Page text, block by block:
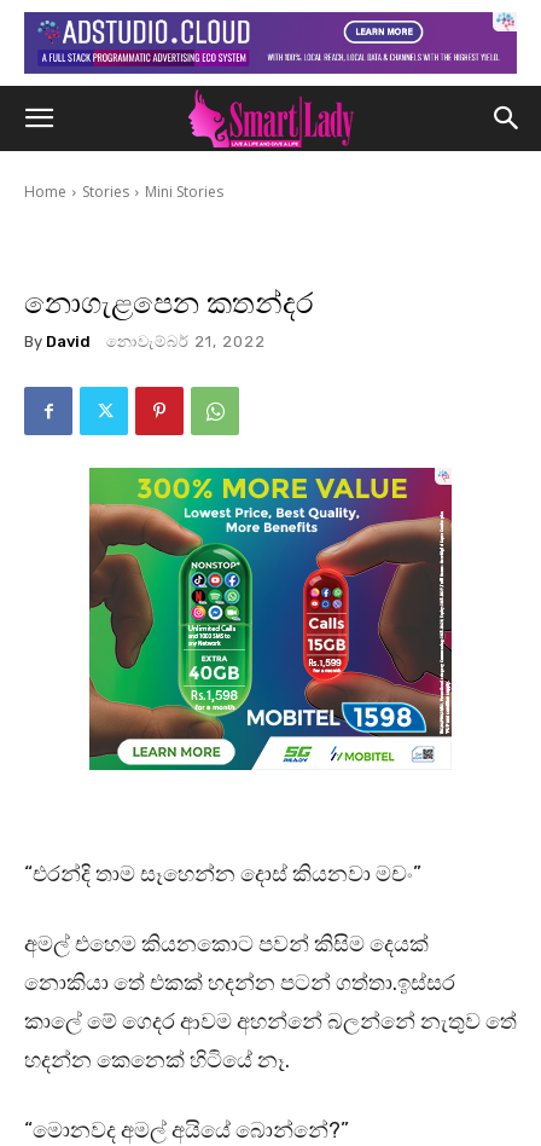
Home Stories Mini Stories
නොගැළපෙන කතන්දර
By David නොවැම්බර් 21, 2022
“එරන්දි තාම සෑහෙන්න දොස් කියනවා මචං”
අමල් එහෙම කියනකොට පවන් කිසිම දෙයක්
නොකියා තේ එකක් හදන්න පටන් ගත්තා.ඉස්සර
කාලේ මේ ගෙදර ආවම අහන්නේ බලන්නේ නැතුව තේ
හදන්න කෙනෙක් හිටියේ නෑ.
“මොනවද අමල් අයියේ බොන්නේ?”